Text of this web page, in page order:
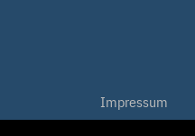
Impressum